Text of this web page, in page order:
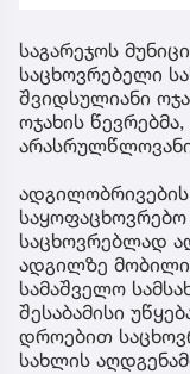
საგარეჯოს
საცხოვრებელი
შვიდსულიანი
ოჯახის
საცხოვრებლად
ადგილზე
სამაშველო
შესაბამისი
დროებით
სახლის